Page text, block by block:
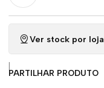
Ver stock por loja
|
PARTILHAR PRODUTO